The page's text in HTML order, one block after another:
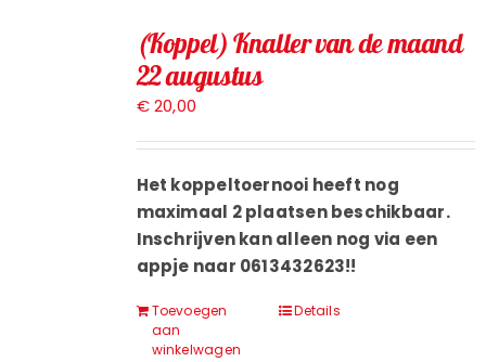
(Koppel) Knaller van de maand
22 augustus
€20,00
Het koppeltoernooi heeft nog
maximaal 2 plaatsen beschikbaar.
Inschrijven kan alleen nog via een
appje naar 0613432623!!
Toevoegen
aan
winkelwagen
Details